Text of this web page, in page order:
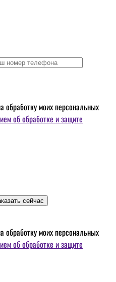
обработку моих персональных
об обработке и защите
сейчас
обработку моих персональных
об обработке и защите